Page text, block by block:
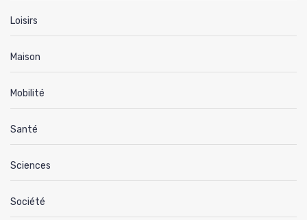
Loisirs
Maison
Mobilité
Santé
Sciences
Société